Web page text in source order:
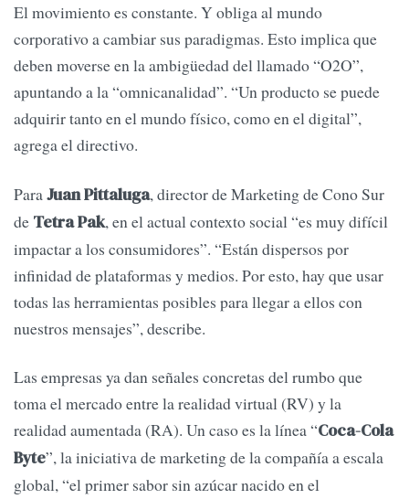
El movimiento es constante. Y obliga al mundo
corporativo a cambiar sus paradigmas. Esto implica que
deben moverse en la ambigüedad del llamado “O2O”,
apuntando a la “omnicanalidad”. “Un producto se puede
adquirir tanto en el mundo físico, como en el digital”,
agrega el directivo.
ParaJuan Pittaluga, director de Marketing de Cono Sur
de Tetra Pak, en el actual contexto social “es muy difícil
impactar a los consumidores”. “Están dispersos por
infinidad de plataformas y medios. Por esto, hay que usar
todas las herramientas posibles para llegar a ellos con
nuestros mensajes”, describe.
Las empresas ya dan señales concretas del rumbo que
toma el mercado entre la realidad virtual (RV) y la
realidad aumentada (RA). Un caso es la línea “Coca-Cola
Byte”, la iniciativa de marketing de la compañía a escala
global, “el primer sabor sin azúcar nacido en el